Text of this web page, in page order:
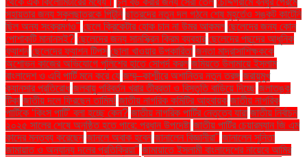
সহায়তার জন্য স্কুলছাত্রকে পিটুনি ছাত্রদের নতুন দল গঠনে শেষ মুহূর্তেও সঙ্কট কাটেনি
ছিল অন্য সংক্রমণও" ছেলে ক্রিকেটার হোক চান না উমর আকমল ছেলেদের জন্য কোন
পোশাকটি মানানসই? ছেলেদের জন্য সানস্ক্রিন ক্রিম ব্যবহার ছেলেদের পছন্দের আধুনিক
ফ্যাশন ছেলেদের ফ্যাশন টিপস ছোলা খাওয়ার উপকারিতা জনতা মাদ্রাসাশিক্ষককে
অশোভন কাজের অভিযোগে পুলিশের হাতে সোপর্দ করল জমিয়তে উলামায়ে ইসলাম
বাংলাদেশ ও এবি পার্টি মনে করে যে জম্মু–কাশ্মীরে অশান্তির নতুন তরঙ্গ জরায়ুমুখ
ক্যানসার প্রতিরোধ জলবায়ু পরিবর্তন খরার তীব্রতা ও বিস্তৃতি বাড়িয়ে দিচ্ছে জলাতঙ্ক
টিকা জাতীয় দলে ফিরছেন তামিম! জাতীয় নাগরিক কমিটির আহ্বায়ক জাতীয় নাগরিক
পার্টিকে ‘কিংস পার্টি’ বলা হচ্ছে কেন? জাতীয় নাগরিক পার্টির নেতৃত্বে যারা জাতীয় নির্বাচন
২০২৫ সালের শেষে অনুষ্ঠিত হতে পারে: প্রধান উপদেষ্টা জাতীয় পার্টির চেয়ারম্যান জি এম
কাদের মন্তব্য করেছেন জানলে অবাক হবেন জানালেন বিজ্ঞানীরা" জানালেন সুনিতা
জামায়াত ও অন্যান্য দলের প্রতিক্রিয়া'' জামায়াতে ইসলামী বাংলাদেশের নায়েবে আমির